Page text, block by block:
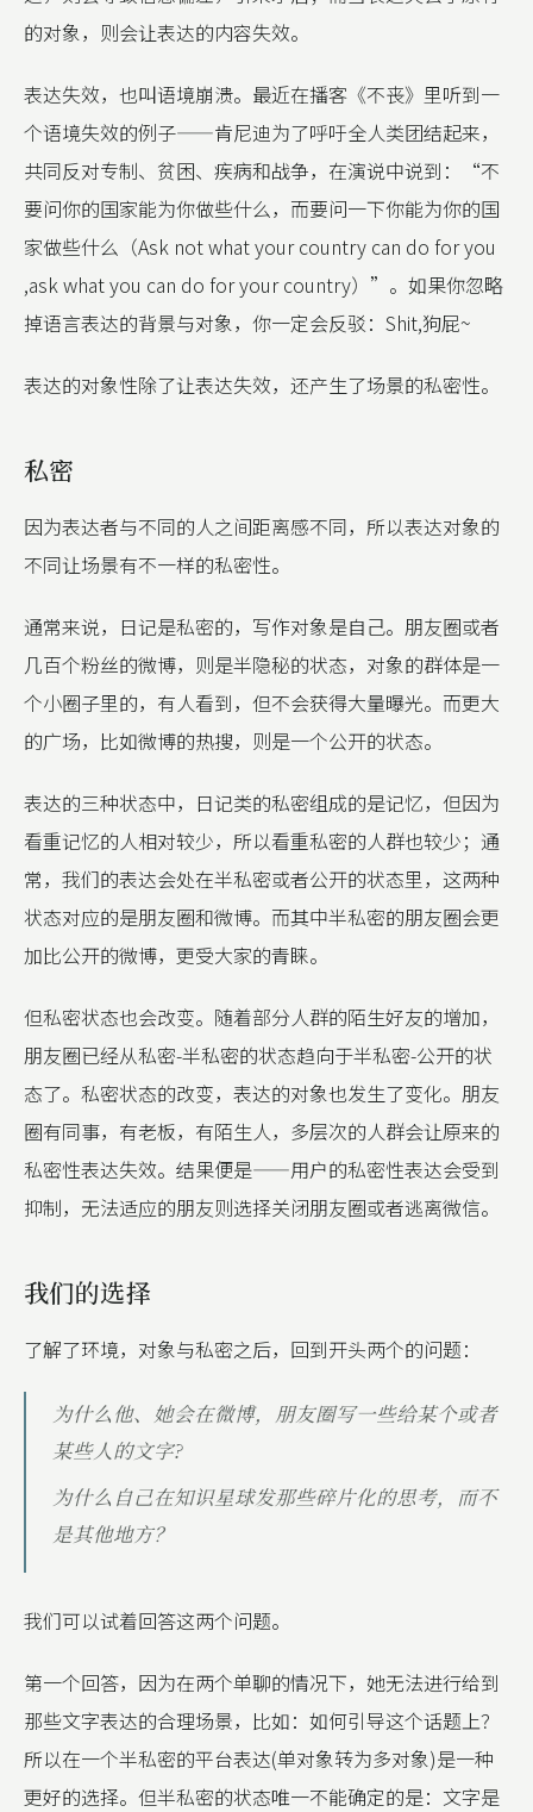
的对象，则会让表达的内容失效。
表达失效，也叫语境崩溃。最近在播客《不丧》里听到一
个语境失效的例子——肯尼迪为了呼吁全人类团结起来，
共同反对专制、贫困、疾病和战争，在演说中说到：“不
要问你的国家能为你做些什么，而要问一下你能为你的国
家做些什么（Ask not what your country can do for you
,ask what you can do for your country）”。如果你忽略
掉语言表达的背景与对象，你一定会反驳：Shit,狗屁~
表达的对象性除了让表达失效，还产生了场景的私密性。
私密
因为表达者与不同的人之间距离感不同，所以表达对象的
不同让场景有不一样的私密性。
通常来说，日记是私密的，写作对象是自己。朋友圈或者
几百个粉丝的微博，则是半隐秘的状态，对象的群体是一
个小圈子里的，有人看到，但不会获得大量曝光。而更大
的广场，比如微博的热搜，则是一个公开的状态。
表达的三种状态中，日记类的私密组成的是记忆，但因为
看重记忆的人相对较少，所以看重私密的人群也较少；通
常，我们的表达会处在半私密或者公开的状态里，这两种
状态对应的是朋友圈和微博。而其中半私密的朋友圈会更
加比公开的微博，更受大家的青睐。
但私密状态也会改变。随着部分人群的陌生好友的增加，
朋友圈已经从私密-半私密的状态趋向于半私密-公开的状
态了。私密状态的改变，表达的对象也发生了变化。朋友
圈有同事，有老板，有陌生人，多层次的人群会让原来的
私密性表达失效。结果便是——用户的私密性表达会受到
抑制，无法适应的朋友则选择关闭朋友圈或者逃离微信。
我们的选择
了解了环境，对象与私密之后，回到开头两个的问题：
为什么他、她会在微博，朋友圈写一些给某个或者
某些人的文字?
为什么自己在知识星球发那些碎片化的思考，而不
是其他地方？
我们可以试着回答这两个问题。
第一个回答，因为在两个单聊的情况下，她无法进行给到
那些文字表达的合理场景，比如：如何引导这个话题上？
所以在一个半私密的平台表达(单对象转为多对象)是一种
更好的选择。但半私密的状态唯一不能确定的是：文字是